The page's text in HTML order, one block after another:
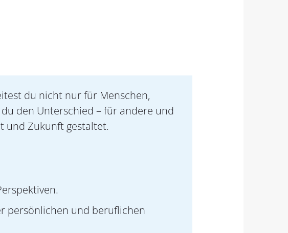
du nicht nur für Menschen,
den Unterschied – für andere und
und Zukunft gestaltet.
persönlichen und beruflichen